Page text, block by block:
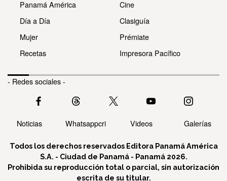
Panamá América
Día a Día
Mujer
Recetas
Cine
Clasiguía
Prémiate
Impresora Pacífico
- Redes sociales -
Noticias Whatsappcri Videos Galerías
Todos los derechos reservados Editora Panamá América
S.A. - Ciudad de Panamá - Panamá 2026.
Prohibida su reproducción total o parcial, sin autorización
escrita de su titular.